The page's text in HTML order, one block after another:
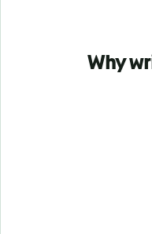
Why